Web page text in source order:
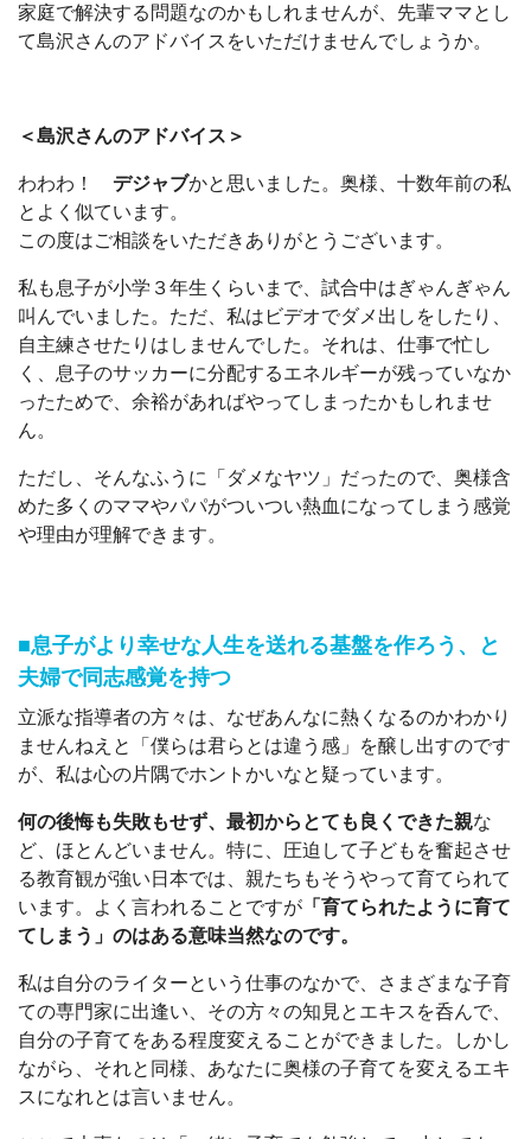
家庭で解決する問題なのかもしれませんが、先輩ママとし
て島沢さんのアドバイスをいただけませんでしょうか。
＜島沢さんのアドバイス＞
わわわ！ デジャブかと思いました。奥様、十数年前の私
とよく似ています。
この度はご相談をいただきありがとうございます。
私も息子が小学３年生くらいまで、試合中はぎゃんぎゃん
叫んでいました。ただ、私はビデオでダメ出しをしたり、
自主練させたりはしませんでした。それは、仕事で忙し
く、息子のサッカーに分配するエネルギーが残っていなか
ったためで、余裕があればやってしまったかもしれませ
ん。
ただし、そんなふうに「ダメなヤツ」だったので、奥様含
めた多くのママやパパがついつい熱血になってしまう感覚
や理由が理解できます。
■息子がより幸せな人生を送れる基盤を作ろう、と
夫婦で同志感覚を持つ
立派な指導者の方々は、なぜあんなに熱くなるのかわかり
ませんねえと「僕らは君らとは違う感」を醸し出すのです
が、私は心の片隅でホントかいなと疑っています。
何の後悔も失敗もせず、最初からとても良くできた親な
ど、ほとんどいません。特に、圧迫して子どもを奮起させ
る教育観が強い日本では、親たちもそうやって育てられて
います。よく言われることですが 「育てられたように育て
てしまう」のはある意味当然なのです。
私は自分のライターという仕事のなかで、さまざまな子育
ての専門家に出逢い、その方々の知見とエキスを呑んで、
自分の子育てをある程度変えることができました。しかし
ながら、それと同様、あなたに奥様の子育てを変えるエキ
スになれとは言いません。